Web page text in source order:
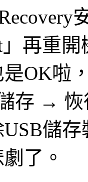
」再重
OK啦
存 →
儲
了。